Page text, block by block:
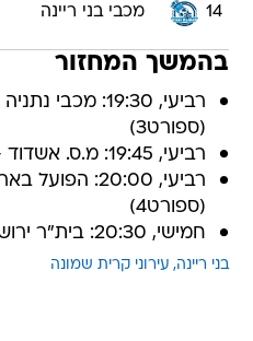
14 מכבי בני ריינה
בהמשך המחזור
רביעי, 19:30:
(ספורט3)
רביעי, 19:45: מ.ס. אשדוד - מכבי חיפה (ספורט1)
רביעי, 20:00:
(ספורט4)
חמישי, 20:30: בית"ר ירושלים - הפועל תל אביב
בני ריינה עירוני קרית שמונה